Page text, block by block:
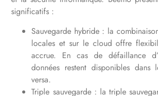
significatifs :
Sauvegarde hybride : la
locales et sur le cloud offre
accrue. En cas de défaillance
données restent disponibles
versa.
Triple sauvegarde : la triple